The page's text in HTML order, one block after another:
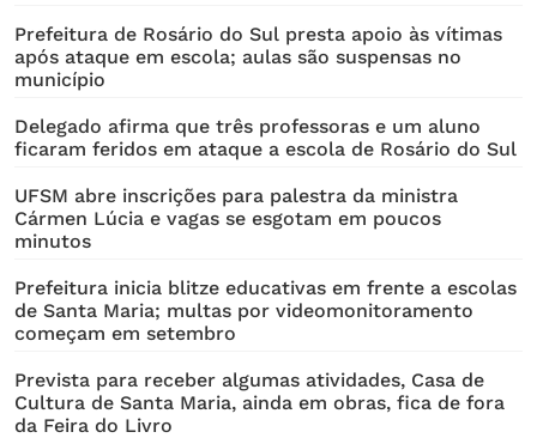
Prefeitura de Rosário do Sul presta apoio às vítimas
após ataque em escola; aulas são suspensas no
município
Delegado afirma que três professoras e um aluno
ficaram feridos em ataque a escola de Rosário do Sul
UFSM abre inscrições para palestra da ministra
Cármen Lúcia e vagas se esgotam em poucos
minutos
Prefeitura inicia blitze educativas em frente a escolas
de Santa Maria; multas por videomonitoramento
começam em setembro
Prevista para receber algumas atividades, Casa de
Cultura de Santa Maria, ainda em obras, fica de fora
da Feira do Livro